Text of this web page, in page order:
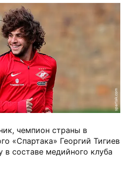
spartak.com
чемпион страны в
«Спартака» Георгий Тигиев
в составе медийного клуба